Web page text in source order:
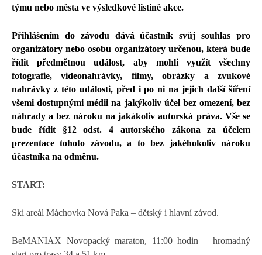
týmu nebo města ve výsledkové listině akce.
Přihlášením do závodu dává účastník svůj souhlas pro
organizátory nebo osobu organizátory určenou, která bude
řídit předmětnou událost, aby mohli využít všechny
fotografie, videonahrávky, filmy, obrázky a zvukové
nahrávky z této události, před i po ni na jejich další šíření
všemi dostupnými médii na jakýkoliv účel bez omezení, bez
náhrady a bez nároku na jakákoliv autorská práva. Vše se
bude řídit §12 odst. 4 autorského zákona za účelem
prezentace tohoto závodu, a to bez jakéhokoliv nároku
účastníka na odměnu.
START:
Ski areál Máchovka Nová Paka – dětský i hlavní závod.
BeMANIAX Novopacký maraton, 11:00 hodin – hromadný